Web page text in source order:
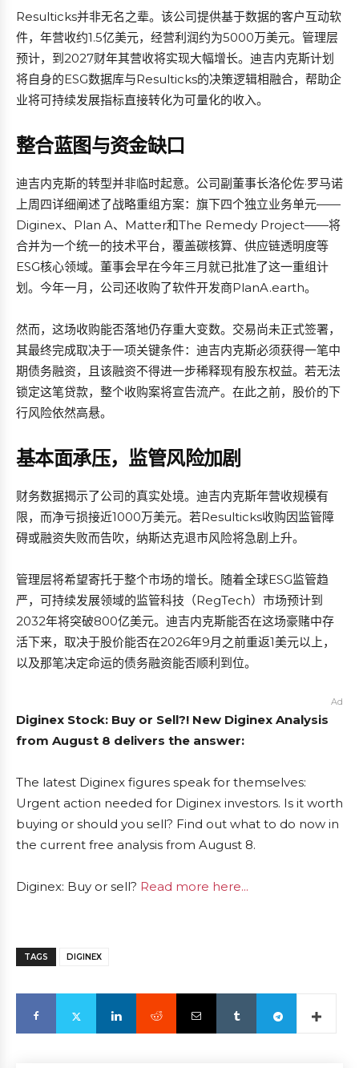
Resulticks并非无名之辈。该公司提供基于数据的客户互动软
件，年营收约1.5亿美元，经营利润约为5000万美元。管理层
预计，到2027财年其营收将实现大幅增长。迪吉内克斯计划
将自身的ESG数据库与Resulticks的决策逻辑相融合，帮助企
业将可持续发展指标直接转化为可量化的收入。
整合蓝图与资金缺口
迪吉内克斯的转型并非临时起意。公司副董事长洛伦佐·罗马诺
上周四详细阐述了战略重组方案：旗下四个独立业务单元——
Diginex、Plan A、Matter和The Remedy Project——将
合并为一个统一的技术平台，覆盖碳核算、供应链透明度等
ESG核心领域。董事会早在今年三月就已批准了这一重组计
划。今年一月，公司还收购了软件开发商PlanA.earth。
然而，这场收购能否落地仍存重大变数。交易尚未正式签署，
其最终完成取决于一项关键条件：迪吉内克斯必须获得一笔中
期债务融资，且该融资不得进一步稀释现有股东权益。若无法
锁定这笔贷款，整个收购案将宣告流产。在此之前，股价的下
行风险依然高悬。
基本面承压，监管风险加剧
财务数据揭示了公司的真实处境。迪吉内克斯年营收规模有
限，而净亏损接近1000万美元。若Resulticks收购因监管障
碍或融资失败而告吹，纳斯达克退市风险将急剧上升。
管理层将希望寄托于整个市场的增长。随着全球ESG监管趋
严，可持续发展领域的监管科技（RegTech）市场预计到
2032年将突破800亿美元。迪吉内克斯能否在这场豪赌中存
活下来，取决于股价能否在2026年9月之前重返1美元以上，
以及那笔决定命运的债务融资能否顺利到位。
Ad
Diginex Stock: Buy or Sell?! New Diginex Analysis
from August 8 delivers the answer:
The latest Diginex figures speak for themselves:
Urgent action needed for Diginex investors. Is it worth
buying or should you sell? Find out what to do now in
the current free analysis from August 8.
Diginex: Buy or sell? Read more here...
TAGS DIGINEX